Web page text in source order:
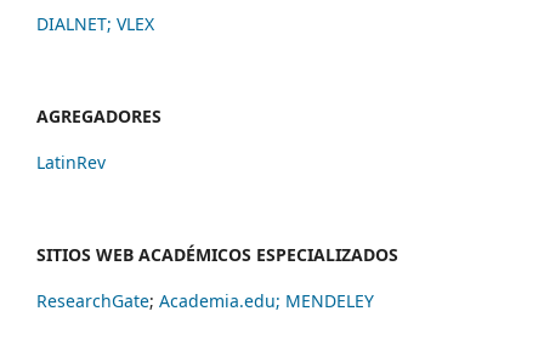
DIALNET; VLEX
AGREGADORES
LatinRev
SITIOS WEB ACADÉMICOS ESPECIALIZADOS
ResearchGate; Academia.edu; MENDELEY